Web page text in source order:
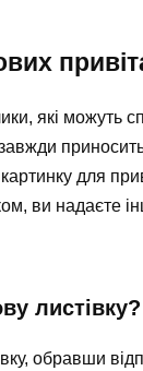
які можуть
приносить
для
ви надаєте
листівку?
обравши